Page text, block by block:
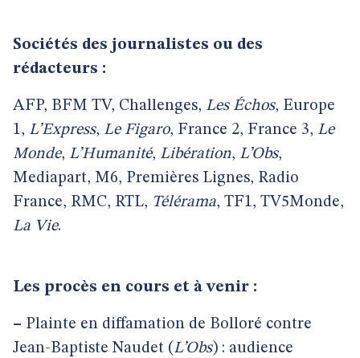
Sociétés des journalistes ou des
rédacteurs :
AFP, BFM TV, Challenges, Les Échos, Europe
1, L’Express, Le Figaro, France 2, France 3, Le
Monde, L’Humanité, Libération, L’Obs,
Mediapart, M6, Premières Lignes, Radio
France, RMC, RTL, Télérama, TF1, TV5Monde,
La Vie.
Les procès en cours et à venir :
– Plainte en diffamation de Bolloré contre
Jean-Baptiste Naudet (L’Obs) : audience